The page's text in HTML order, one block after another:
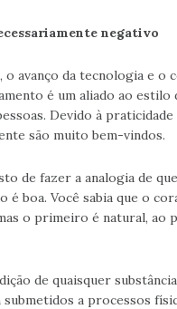
negativo
o avanço da tecnologia e
é um aliado ao estilo
Devido à
são muito bem-vindos.
de fazer a analogia de
é boa. Você sabia que o
o primeiro é natural, ao
de quaisquer
a processos